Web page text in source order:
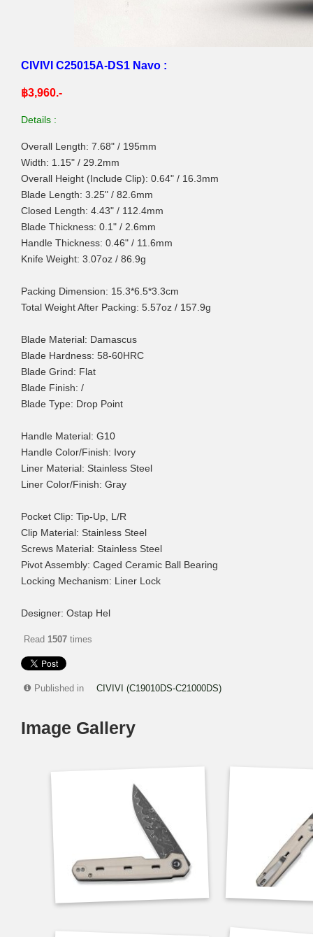
CIVIVI C25015A-DS1 Navo :
฿3,960.-
Details :
Overall Length: 7.68" / 195mm
Width: 1.15" / 29.2mm
Overall Height (Include Clip): 0.64" / 16.3mm
Blade Length: 3.25" / 82.6mm
Closed Length: 4.43" / 112.4mm
Blade Thickness: 0.1" / 2.6mm
Handle Thickness: 0.46" / 11.6mm
Knife Weight: 3.07oz / 86.9g
Packing Dimension: 15.3*6.5*3.3cm
Total Weight After Packing: 5.57oz / 157.9g
Blade Material: Damascus
Blade Hardness: 58-60HRC
Blade Grind: Flat
Blade Finish: /
Blade Type: Drop Point
Handle Material: G10
Handle Color/Finish: Ivory
Liner Material: Stainless Steel
Liner Color/Finish: Gray
Pocket Clip: Tip-Up, L/R
Clip Material: Stainless Steel
Screws Material: Stainless Steel
Pivot Assembly: Caged Ceramic Ball Bearing
Locking Mechanism: Liner Lock
Designer: Ostap Hel
Read 1507 times
Published in CIVIVI (C19010DS-C21000DS)
Image Gallery